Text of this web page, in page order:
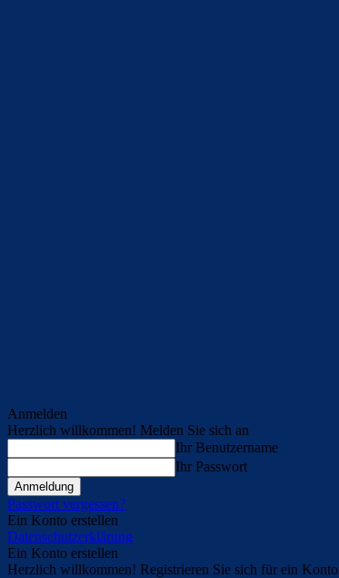
Anmelden
Herzlich willkommen! Melden Sie sich an
Ihr Benutzername
Ihr Passwort
Passwort vergessen?
Ein Konto erstellen
Datenschutzerklärung
Ein Konto erstellen
Herzlich willkommen! Registrieren Sie sich für ein Konto